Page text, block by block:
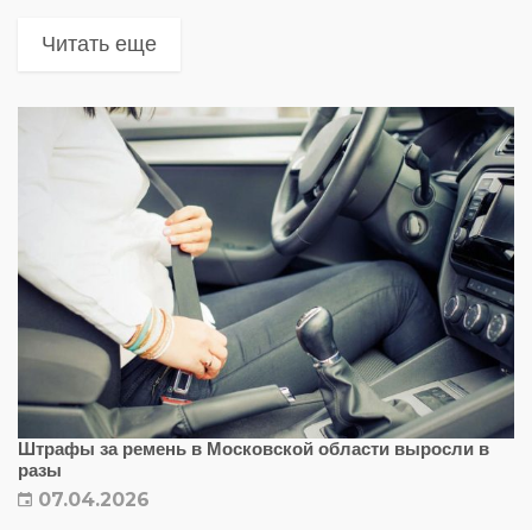
на внутриквартальных территориях. Новая
Читать еще
Штрафы за ремень в Московской области выросли в
разы
07.04.2026